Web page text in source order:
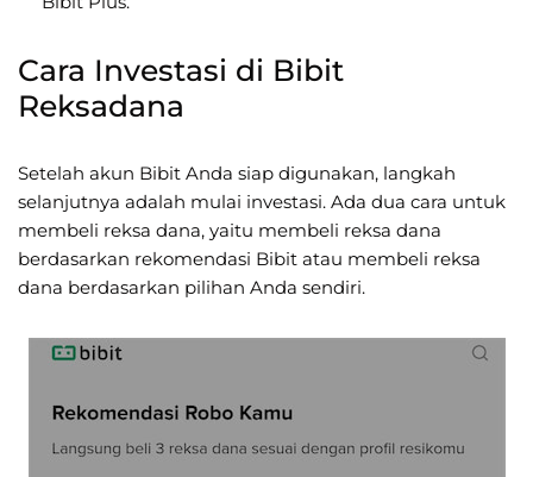
Cara Investasi di Bibit
Reksadana
Setelah akun Bibit Anda siap digunakan, langkah
selanjutnya adalah mulai investasi. Ada dua cara untuk
membeli reksa dana, yaitu membeli reksa dana
berdasarkan rekomendasi Bibit atau membeli reksa
dana berdasarkan pilihan Anda sendiri.